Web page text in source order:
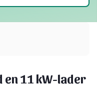
en 11 kW-lader